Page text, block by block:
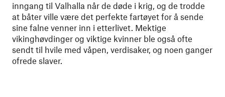
inngang til Valhalla når de døde i krig, og de trodde
at båter ville være det perfekte fartøyet for å sende
sine falne venner inn i etterlivet. Mektige
vikinghøvdinger og viktige kvinner ble også ofte
sendt til hvile med våpen, verdisaker, og noen ganger
ofrede slaver.